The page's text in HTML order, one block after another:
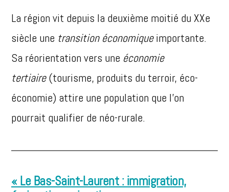
La région vit depuis la deuxième moitié du XXe
siècle une transition économiqueimportante.
Sa réorientation vers une économie
tertiaire(tourisme, produits du terroir, éco-
économie) attire une population que l’on
pourrait qualifier de néo-rurale.
« Le Bas-Saint-Laurent : immigration,